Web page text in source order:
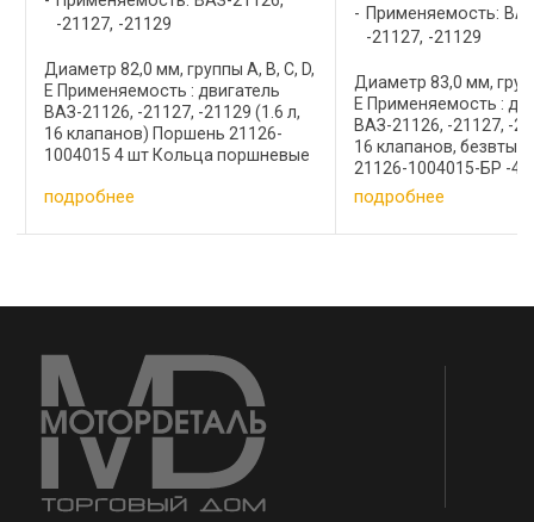
Применяемость: ВАЗ-21126,
-21127, -21129
Диаметр 83,0 мм, группы A, B, C, D,
E Применяемость : двигатель
ВАЗ-21126, -21127, -21129 (1.6 л,
16 клапанов, безвтык) Поршень
21126-1004015-БР -4 шт Кольца
поршневые (комплект) 21126-
1000100 -БР 4 шт Палец
поршневой 21126-1004020 4 шт
подробнее
Калина
E Применяемость:
ВАЗ-11194 (1,4 л
клапанов) Состав
Кольцо
1004025 4 шт Кольцо
компрессионное.
11194-1004034 4 шт ...
подробнее